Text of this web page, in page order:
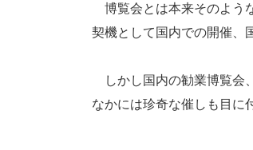
博覧会とは本来そのよう
契機として国内での開催、
しかし国内の勧業博覧会
なかには珍奇な催しも目に